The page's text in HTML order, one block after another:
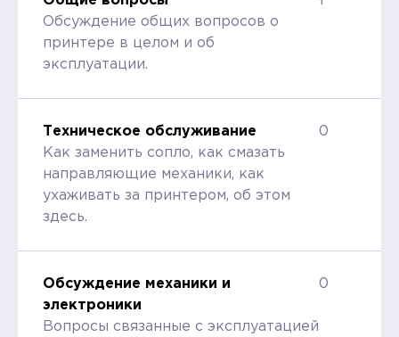
Обсуждение общих вопросов о
принтере в целом и об
эксплуатации.
Техническое обслуживание
Как заменить сопло, как смазать
направляющие механики, как
ухаживать за принтером, об этом
здесь.
0
Обсуждение механики и
электроники
Вопросы связанные с эксплуатацией
0